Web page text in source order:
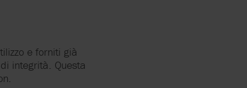
e forniti già
integrità. Questa